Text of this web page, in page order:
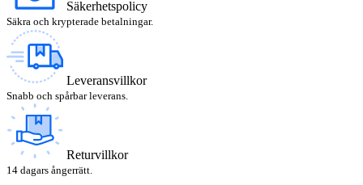
Säkerhetspolicy
Säkra och krypterade betalningar.
Leveransvillkor
Snabb och spårbar leverans.
Returvillkor
14 dagars ångerrätt.